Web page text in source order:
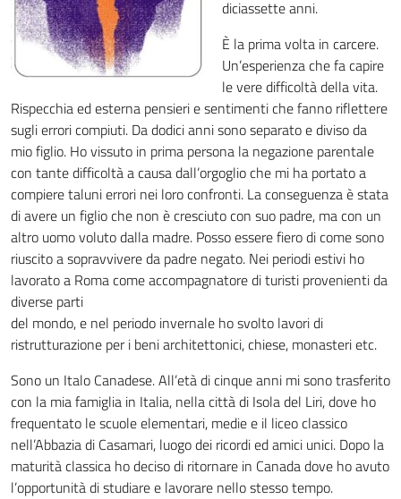
diciassette anni.
È la prima volta in carcere.
Un’esperienza che fa capire
le vere difficoltà della vita.
Rispecchia ed esterna pensieri e sentimenti che fanno riflettere
sugli errori compiuti. Da dodici anni sono separato e diviso da
mio figlio. Ho vissuto in prima persona la negazione parentale
con tante difficoltà a causa dall’orgoglio che mi ha portato a
compiere taluni errori nei loro confronti. La conseguenza è stata
di avere un figlio che non è cresciuto con suo padre, ma con un
altro uomo voluto dalla madre. Posso essere fiero di come sono
riuscito a sopravvivere da padre negato. Nei periodi estivi ho
lavorato a Roma come accompagnatore di turisti provenienti da
diverse parti
del mondo, e nel periodo invernale ho svolto lavori di
ristrutturazione per i beni architettonici, chiese, monasteri etc.
Sono un Italo Canadese. All’età di cinque anni mi sono trasferito
con la mia famiglia in Italia, nella città di Isola del Liri, dove ho
frequentato le scuole elementari, medie e il liceo classico
nell’Abbazia di Casamari, luogo dei ricordi ed amici unici. Dopo la
maturità classica ho deciso di ritornare in Canada dove ho avuto
l’opportunità di studiare e lavorare nello stesso tempo.